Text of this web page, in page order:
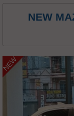
NEW
NEW